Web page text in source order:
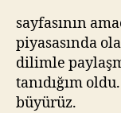
sayfasının
piyasasında
dilimle
tanıdığım
büyürüz.